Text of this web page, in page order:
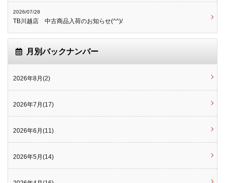
2026/07/28
TB川越店 中古商品入荷のお知らせ(^^)/
月別バックナンバー
2026年8月(2)
2026年7月(17)
2026年6月(11)
2026年5月(14)